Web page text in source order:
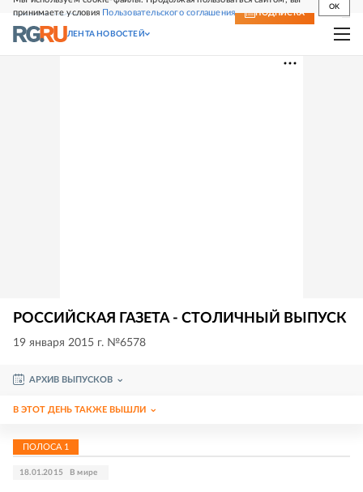
принимаете условия Пользовательского соглашения
OK
СВЕЖИЙ НОМЕР ПОДПИСКА
ЛЕНТА НОВОСТЕЙ
РОССИЙСКАЯ ГАЗЕТА - СТОЛИЧНЫЙ ВЫПУСК
19 января 2015 г. №6578
АРХИВ ВЫПУСКОВ
В ЭТОТ ДЕНЬ ТАКЖЕ ВЫШЛИ
ПОЛОСА 1
18.01.2015 В мире